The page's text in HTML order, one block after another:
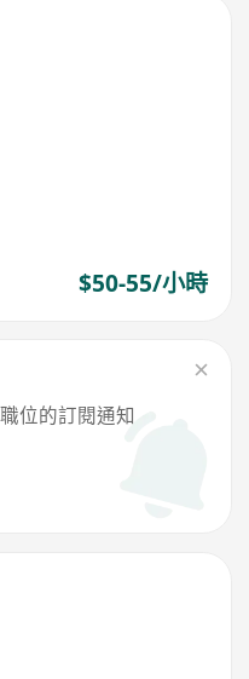
$50-55/小時
位的訂閱通知